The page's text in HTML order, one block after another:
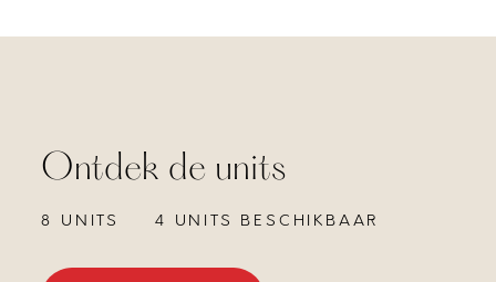
Ontdek de units
8 UNITS 4 UNITS BESCHIKBAAR